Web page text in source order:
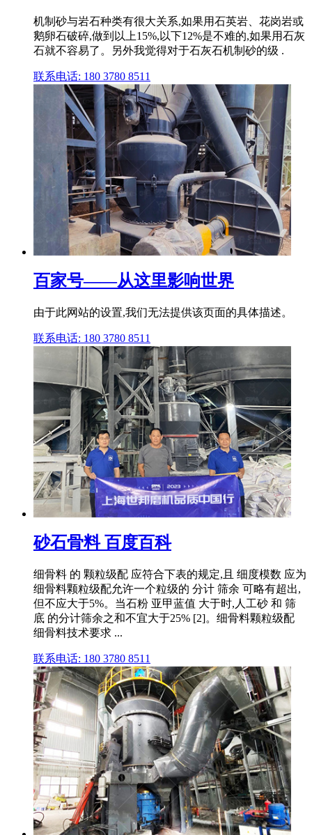
机制砂与岩石种类有很大关系,如果用石英岩、花岗岩或
鹅卵石破碎,做到以上15%,以下12%是不难的,如果用石灰
石就不容易了。另外我觉得对于石灰石机制砂的级 .
联系电话: 180 3780 8511
百家号——从这里影响世界
由于此网站的设置,我们无法提供该页面的具体描述。
联系电话: 180 3780 8511
砂石骨料 百度百科
细骨料 的 颗粒级配 应符合下表的规定,且 细度模数 应为
细骨料颗粒级配允许一个粒级的 分计 筛余 可略有超出,
但不应大于5%。当石粉 亚甲蓝值 大于时,人工砂 和 筛
底 的分计筛余之和不宜大于25% [2]。细骨料颗粒级配
细骨料技术要求 ...
联系电话: 180 3780 8511